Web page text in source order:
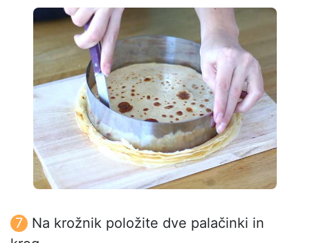
Na krožnik položite dve palačinki in